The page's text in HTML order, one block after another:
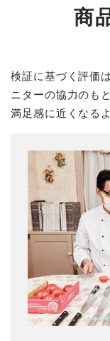
商
検証に基づく評価
ニターの協力のも
満足感に近くなる